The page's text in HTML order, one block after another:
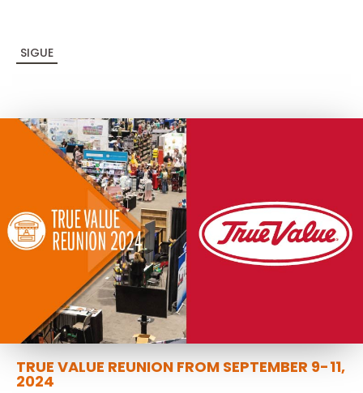
SIGUE
TRUE VALUE REUNION FROM SEPTEMBER 9-11,
2024